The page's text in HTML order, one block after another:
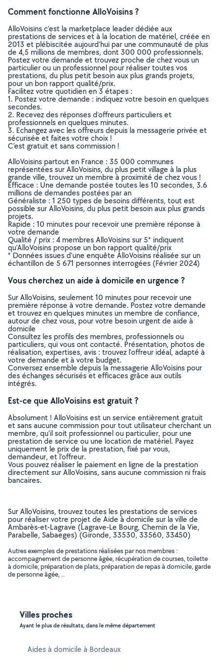
Comment fonctionne AlloVoisins ?
AlloVoisins c’est la marketplace leader dédiée aux
prestations de services et à la location de matériel, créée en
2013 et plébiscitée aujourd’hui par une communauté de plus
de 4,5 millions de membres, dont 300 000 professionnels.
Postez votre demande et trouvez proche de chez vous un
particulier ou un professionnel pour réaliser toutes vos
prestations, du plus petit besoin aux plus grands projets,
pour un bon rapport qualité/prix.
Facilitez votre quotidien en 3 étapes :
1. Postez votre demande : indiquez votre besoin en quelques
secondes.
2. Recevez des réponses d’offreurs particuliers et
professionnels en quelques minutes.
3. Echangez avec les offreurs depuis la messagerie privée et
sécurisée et faites votre choix !
C’est gratuit et sans commission !
AlloVoisins partout en France : 35 000 communes
représentées sur AlloVoisins, du plus petit village à la plus
grande ville, trouvez un membre à proximité de chez vous !
Efficace : Une demande postée toutes les 10 secondes, 3.6
millions de demandes postées par an
Généraliste : 1 250 types de besoins différents, tout est
possible sur AlloVoisins, du plus petit besoin aux plus grands
projets.
Rapide : 10 minutes pour recevoir une première réponse à
votre demande
Qualité / prix : 4 membres AlloVoisins sur 5* indiquent
qu’AlloVoisins propose un bon rapport qualité/prix
* Données issues d’une enquête AlloVoisins réalisée sur un
échantillon de 5 671 personnes interrogées (Février 2024)
Vous cherchez un aide à domicile en urgence ?
Sur AlloVoisins, seulement 10 minutes pour recevoir une
première réponse à votre demande. Postez votre demande
et trouvez en quelques minutes un membre de confiance,
autour de chez vous, pour votre besoin urgent de aide à
domicile
Consultez les profils des membres, professionnels ou
particuliers, qui vous ont contacté. Présentation, photos de
réalisation, expertises, avis : trouvez l'offreur idéal, adapté à
votre demande et à votre budget.
Conversez ensemble depuis la messagerie AlloVoisins pour
des échanges sécurisés et efficaces grâce aux outils
intégrés.
Est-ce que AlloVoisins est gratuit ?
Absolument ! AlloVoisins est un service entièrement gratuit
et sans aucune commission pour tout utilisateur cherchant un
membre, qu’il soit professionnel ou particulier, pour une
prestation de service ou une location de matériel. Payez
uniquement le prix de la prestation, fixé par vous,
demandeur, et l’offreur.
Vous pouvez réaliser le paiement en ligne de la prestation
directement sur AlloVoisins, sans aucune commission ni frais
bancaires.
Sur AlloVoisins, trouvez toutes les prestations de services
pour réaliser votre projet de Aide à domicile sur la ville de
Ambarès-et-Lagrave (Lagrave-Le Bourg, Chemin de la Vie,
Parabelle, Sabaeges) (Gironde, 33530, 33560, 33450)
Autres exemples de prestations réalisées par nos membres :
accompagnement de personne âgée, récupération de courses, toilette
à domicile, préparation de plats, préparation de repas à domicile, garde
de personne âgée, ..
Villes proches
Ayant le plus de résultats, dans le même département
Aides à domicile à Bordeaux